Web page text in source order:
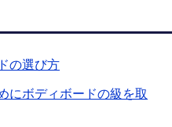
の選び方
にボディボードの級を取